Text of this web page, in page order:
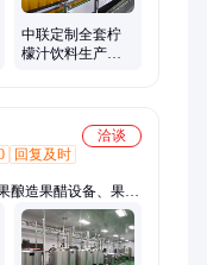
瓶装水生产设备
中联定制全套柠
檬汁饮料生产设
洽谈
回复及时
酿造果醋设备、果汁
饮料萃取灌装生产
线设备、食用醋加工
液态肥加工设备、生